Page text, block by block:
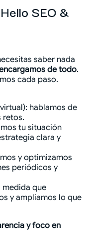
SEO &
saber nada
de todo.
cada paso.
hablamos de
retos.
tu situación
clara y
y optimizamos
periódicos y
medida que
y ampliamos lo que
y foco en